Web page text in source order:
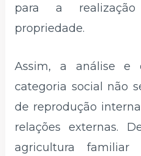
para a
propriedade.
Assim, a análise e
categoria social não
de reprodução
relações externas.
agricultura